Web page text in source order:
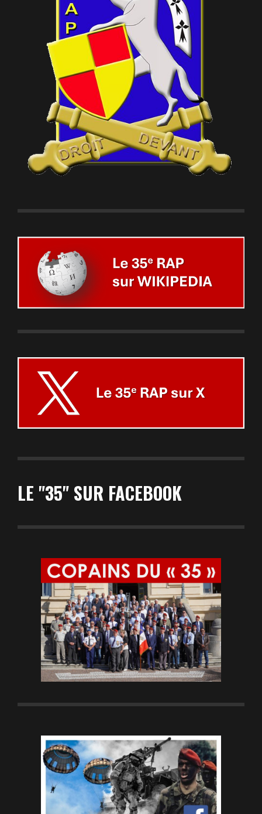
LE "35" SUR FACEBOOK